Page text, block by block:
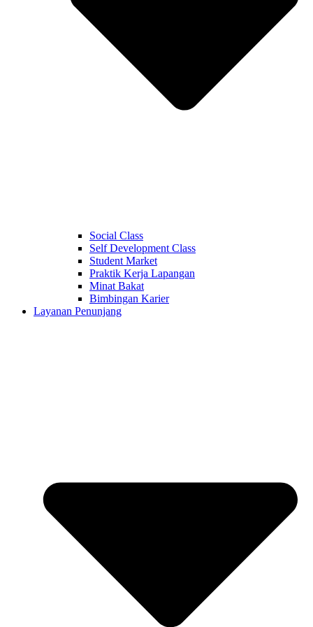
Social Class
Self Development Class
Student Market
Praktik Kerja Lapangan
Minat Bakat
Bimbingan Karier
Layanan Penunjang